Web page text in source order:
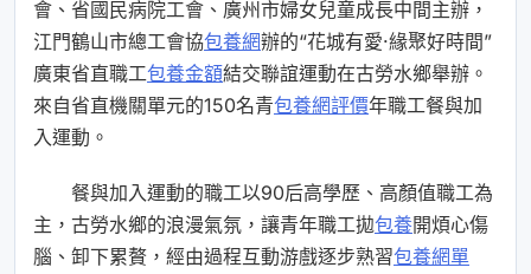
會、省國民病院工會、廣州市婦女兒童成長中間主辦，
江門鶴山市總工會協包養網辦的“花城有愛·緣聚好時間”
廣東省直職工包養金額結交聯誼運動在古勞水鄉舉辦。
來自省直機關單元的150名青包養網評價年職工餐與加
入運動。
餐與加入運動的職工以90后高學歷、高顏值職工為
主，古勞水鄉的浪漫氣氛，讓青年職工拋包養開煩心傷
腦、卸下累贅，經由過程互動游戲逐步熟習包養網單